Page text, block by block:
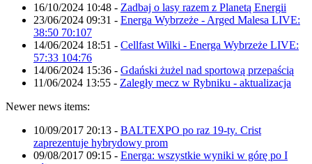
16/10/2024 10:48 - Zadbaj o lasy razem z Planetą Energii
23/06/2024 09:31 - Energa Wybrzeże - Arged Malesa LIVE:
38:50 70:107
14/06/2024 18:51 - Cellfast Wilki - Energa Wybrzeże LIVE:
57:33 104:76
14/06/2024 15:36 - Gdański żużel nad sportową przepaścią
11/06/2024 13:55 - Zaległy mecz w Rybniku - aktualizacja
Newer news items:
10/09/2017 20:13 - BALTEXPO po raz 19-ty. Crist
zaprezentuje hybrydowy prom
09/08/2017 09:15 - Energa: wszystkie wyniki w górę po I